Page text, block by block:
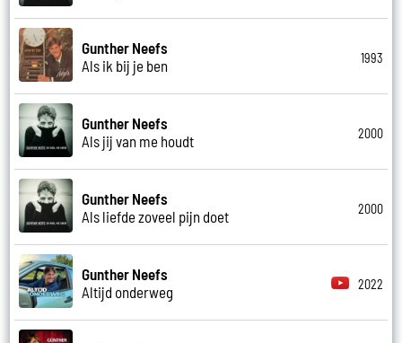
Gunther Neefs
Als ik bij je ben
1993
Gunther Neefs
Als jij van me houdt
2000
Gunther Neefs
Als liefde zoveel pijn doet
2000
Gunther Neefs
Altijd onderweg
2022